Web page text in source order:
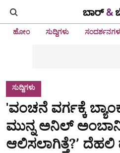
ಹೋಂ ಸುದ್ದಿಗಳು
ಸುದ್ದಿಗಳು
'ವಂಚನೆ ವರ್ಗಕ್ಕೆ
ಮುನ್ನ ಅನಿಲ್ ಅಂಬಾನಿ
ಆಲಿಸಲಾಗಿತ್ತೆ?ʼ